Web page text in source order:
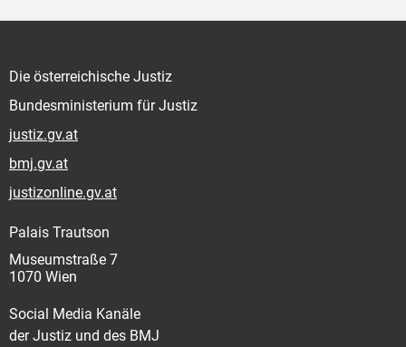
Die österreichische Justiz
Bundesministerium für Justiz
justiz.gv.at
bmj.gv.at
justizonline.gv.at
Palais Trautson
Museumstraße 7
1070 Wien
Social Media Kanäle
der Justiz und des BMJ